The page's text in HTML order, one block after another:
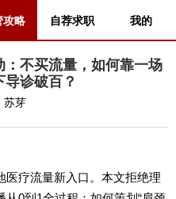
攻略 自荐求职 我的
：不买流量，如何靠一场
诊破百？
苏芽
医疗流量新入口。本文拒绝理